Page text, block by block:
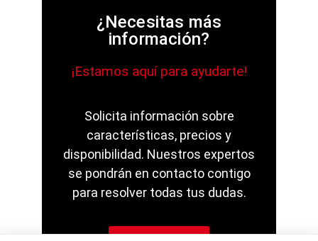
¿Necesitas más
información?
¡Estamos aquí para ayudarte!
Solicita información sobre
características, precios y
disponibilidad. Nuestros expertos
se pondrán en contacto contigo
para resolver todas tus dudas.